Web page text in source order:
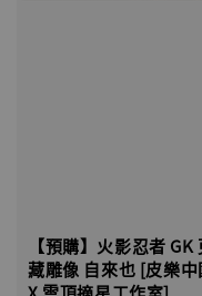
【預購】火影忍者 GK
藏雕像 自來也 [皮樂中